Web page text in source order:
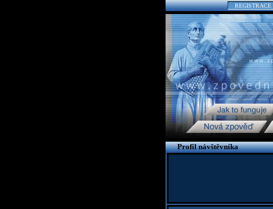
REGISTRACE
Profil návštěvníka